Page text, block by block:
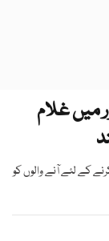
میں غلام
کے لئے آنے والوں کو